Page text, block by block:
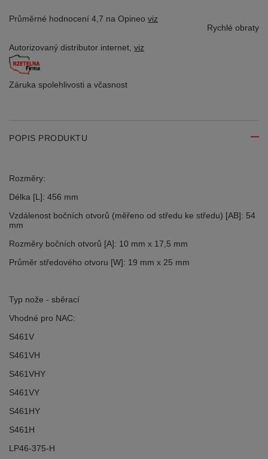
Průměrné hodnocení 4,7 na Opineo viz
Rychlé obraty
Autorizovaný distributor internet, viz
Záruka spolehlivosti a včasnost
POPIS PRODUKTU
Rozměry:
Délka [L]: 456 mm
Vzdálenost bočních otvorů (měřeno od středu ke středu) [AB]: 54
mm
Rozměry bočních otvorů [A]: 10 mm x 17,5 mm
Průměr středového otvoru [W]: 19 mm x 25 mm
Typ nože - sběrací
Vhodné pro NAC:
S461V
S461VH
S461VHY
S461VY
S461HY
S461H
LP46-375-H